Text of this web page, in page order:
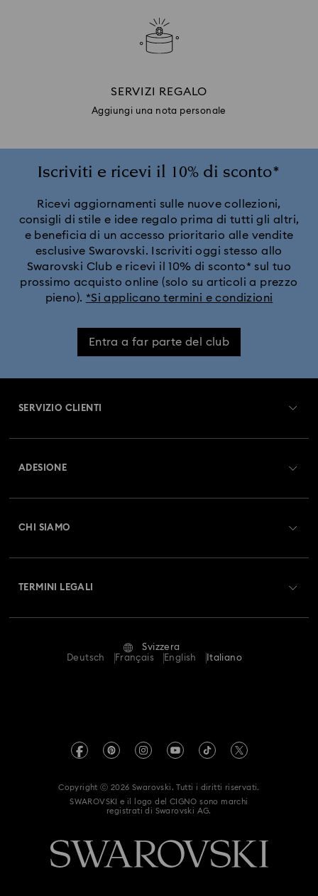
SERVIZI REGALO
Aggiungi una nota personale
Iscriviti e ricevi il 10% di sconto*
Ricevi aggiornamenti sulle nuove collezioni,
consigli di stile e idee regalo prima di tutti gli altri,
e beneficia di un accesso prioritario alle vendite
esclusive Swarovski. Iscriviti oggi stesso allo
Swarovski Club e ricevi il 10% di sconto* sul tuo
prossimo acquisto online (solo su articoli a prezzo
pieno). *Si applicano termini e condizioni
Entra a far parte del club
SERVIZIO CLIENTI
Resi & Cambi
Stato della riparazione
Prenota un appuntamento
ADESIONE
CHI SIAMO
Code of Conduct & Policies
TERMINI LEGALI
Termini & Condizioni
Autorizzazione alla raccolta e trattamento dei dati
Svizzera
Deutsch
Français English Italiano
Copyright ⓒ 2026 Swarovski. Tutti i diritti riservati.
SWAROVSKI e il logo del CIGNO sono marchi
registrati di Swarovski AG.